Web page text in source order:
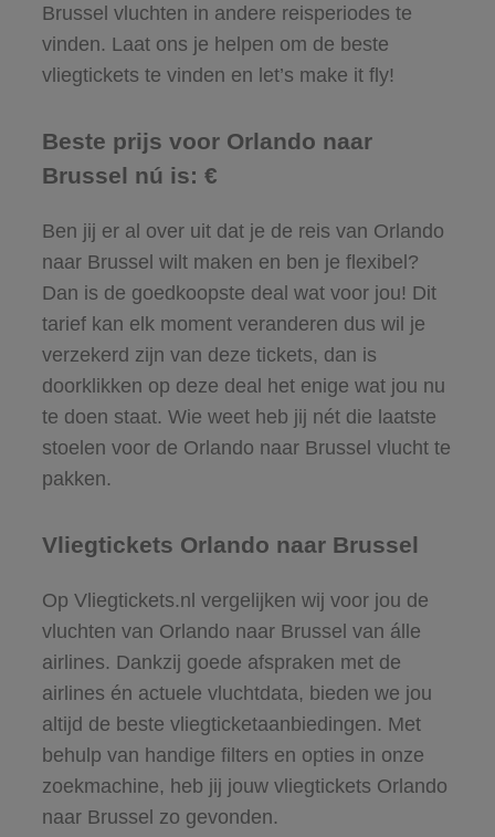
Brussel vluchten in andere reisperiodes te
vinden. Laat ons je helpen om de beste
vliegtickets te vinden en let’s make it fly!
Beste prijs voor Orlando naar
Brussel nú is: €
Ben jij er al over uit dat je de reis van Orlando
naar Brussel wilt maken en ben je flexibel?
Dan is de goedkoopste deal wat voor jou! Dit
tarief kan elk moment veranderen dus wil je
verzekerd zijn van deze tickets, dan is
doorklikken op deze deal het enige wat jou nu
te doen staat. Wie weet heb jij nét die laatste
stoelen voor de Orlando naar Brussel vlucht te
pakken.
Vliegtickets Orlando naar Brussel
Op Vliegtickets.nl vergelijken wij voor jou de
vluchten van Orlando naar Brussel van álle
airlines. Dankzij goede afspraken met de
airlines én actuele vluchtdata, bieden we jou
altijd de beste vliegticketaanbiedingen. Met
behulp van handige filters en opties in onze
zoekmachine, heb jij jouw vliegtickets Orlando
naar Brussel zo gevonden.